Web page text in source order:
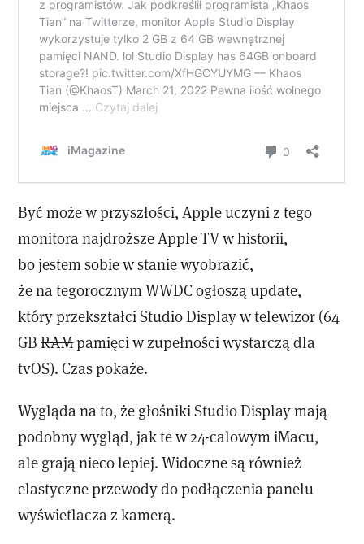
Być może w przyszłości, Apple uczyni z tego
monitora najdroższe Apple TV w historii,
bo jestem sobie w stanie wyobrazić,
że na tegorocznym WWDC ogłoszą update,
który przekształci Studio Display w telewizor (64
GBRAMpamięci w zupełności wystarczą dla
tvOS). Czas pokaże.
Wygląda na to, że głośniki Studio Display mają
podobny wygląd, jak te w 24-calowym iMacu,
ale grają nieco lepiej. Widoczne są również
elastyczne przewody do podłączenia panelu
wyświetlacza z kamerą.